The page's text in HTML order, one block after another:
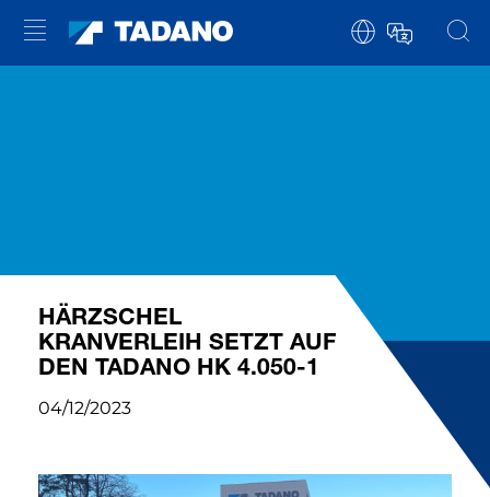
HÄRZSCHEL
KRANVERLEIH SETZT AUF
DEN TADANO HK 4.050-1
04/12/2023